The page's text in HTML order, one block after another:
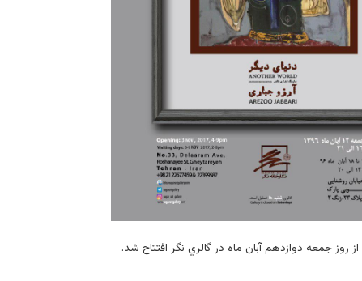
روز جمعه دوازدهم آبان ماه در گالري نگر افتتاح شد.